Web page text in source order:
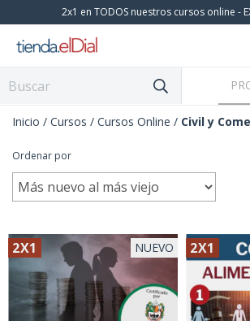
2x1 en TODOS nuestros cursos online -
Inicio / Cursos / Cursos Online / Civil y
Ordenar por
2X1 NUEVO 2X1